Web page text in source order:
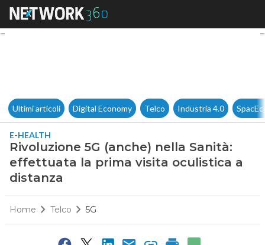
Rivoluzione 5G (anche)
Ultimi articoli Digital Economy Telco Industria 4.0
E-HEALTH
Rivoluzione 5G (anche) nella Sanità:
effettuata la prima visita oculistica a
distanza
Home Telco 5G